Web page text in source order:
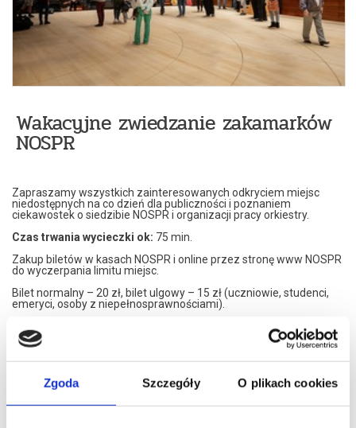
Zgoda Szczegóły O plikach cookies
Wakacyjne zwiedzanie zakamarków
NOSPR
Zapraszamy wszystkich zainteresowanych odkryciem miejsc
niedostępnych na co dzień dla publiczności i poznaniem
ciekawostek o siedzibie NOSPR i organizacji pracy orkiestry.
Czas trwania wycieczki ok: 75 min.
Zakup biletów w kasach NOSPR i online przez stronę www NOSPR
do wyczerpania limitu miejsc.
Bilet normalny – 20 zł, bilet ulgowy – 15 zł (uczniowie, studenci,
emeryci, osoby z niepełnosprawnościami).
Zwiedzanie rozpoczyna się we foyer w pobliżu kasy biletowej.
Prosimy o punktualność, ponieważ w przypadku spóźnienia nie
będzie możliwości dołączenia do wycieczki.
wejścia po schodach i długi spacer po budynku.
Grupy zorganizowane zainteresowane zwiedzaniem NOSPR